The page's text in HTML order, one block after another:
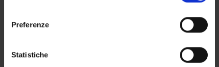
momento dalla Dichiarazione sui cookie o facendo clic
raccogliere informazioni sulla tua posizione
geografica, con un'approssimazione di qualche
Preferenze
Statistiche
DEPARTMENT FACILITIES